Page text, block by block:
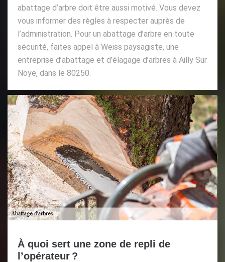
abattage d’arbre doit être aussi motivé. Vous devez
vous informer des règles à respecter auprès de
l’administration. Pour un abattage d’arbre en toute
sécurité, faites appel à Weiss paysagiste, une
entreprise d’abattage et d’élagage d’arbres à Ailly Sur
Noye, dans le 80250.
À quoi sert une zone de repli de
l’opérateur ?